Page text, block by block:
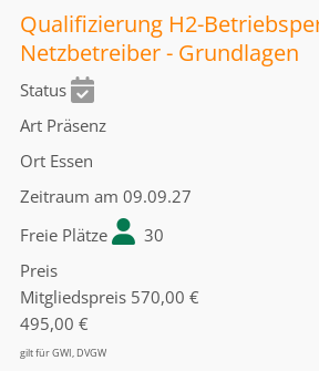
Qualifizierung H2-
Netzbetreiber - Grundlagen
Status
Art Präsenz
Ort Essen
Zeitraum am 09.09.27
Freie Plätze
30
Preis
Mitgliedspreis 570,00 €
495,00 €
gilt für GWI, DVGW